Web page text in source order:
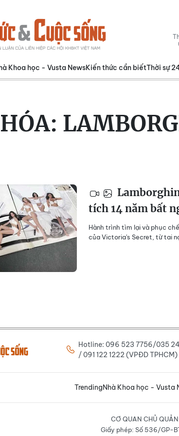
Khoa học - Vusta NewsKiến thức cần biếtThời sự
tích 14 năm bất
Hành trình tìm lại và phục
của Victoria's Secret, từ tai
Hotline: 096 523 7756/035
/ 091 122 1222 (VPĐD TPHCM)
TrendingNhà Khoa học - Vusta
CƠ QUAN CHỦ
Giấy phép: Số 536/GP-